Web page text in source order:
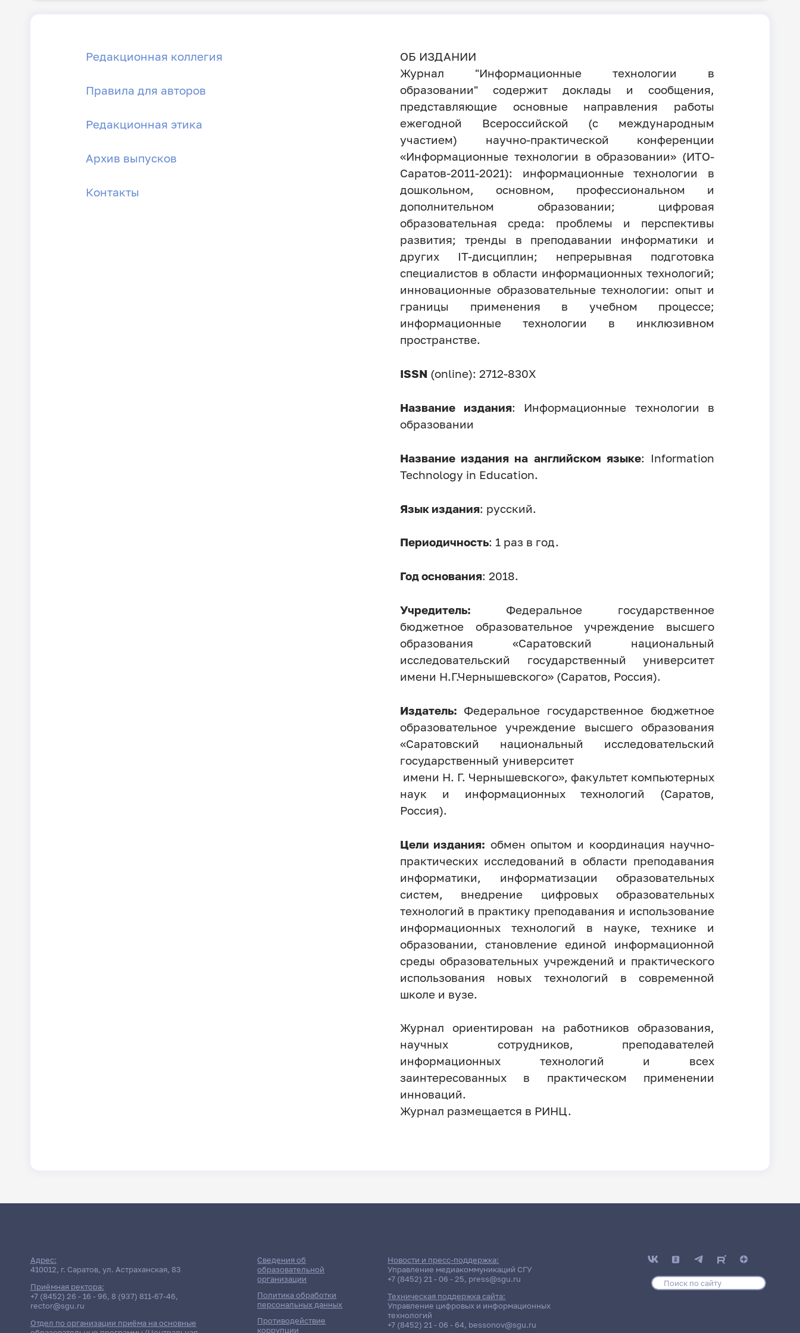
Редакционная коллегия
Правила для авторов
Редакционная этика
Архив выпусков
Контакты
ОБ ИЗДАНИИ
Журнал "Информационные технологии в
образовании" содержит доклады и сообщения,
представляющие основные направления работы
ежегодной Всероссийской (с международным
участием) научно-практической конференции
«Информационные технологии в образовании» (ИТО-
Саратов-2011-2021): информационные технологии в
дошкольном, основном, профессиональном и
дополнительном образовании; цифровая
образовательная среда: проблемы и перспективы
развития; тренды в преподавании информатики и
других IT-дисциплин; непрерывная подготовка
специалистов в области информационных технологий;
инновационные образовательные технологии: опыт и
границы применения в учебном процессе;
информационные технологии в инклюзивном
пространстве.
ISSN (online): 2712-830Х
Название издания: Информационные технологии в
образовании
Название издания на английском языке: Information
Technology in Education.
Язык издания: русский.
Периодичность: 1 раз в год.
Год основания: 2018.
Учредитель: Федеральное государственное
бюджетное образовательное учреждение высшего
образования «Саратовский национальный
исследовательский государственный университет
имени Н.Г.Чернышевского» (Саратов, Россия).
Издатель: Федеральное государственное бюджетное
образовательное учреждение высшего образования
«Саратовский национальный исследовательский
государственный университет
имени Н. Г. Чернышевского», факультет компьютерных
наук и информационных технологий (Саратов,
Россия).
Цели издания: обмен опытом и координация научно-
практических исследований в области преподавания
информатики, информатизации образовательных
систем, внедрение цифровых образовательных
технологий в практику преподавания и использование
информационных технологий в науке, технике и
образовании, становление единой информационной
среды образовательных учреждений и практического
использования новых технологий в современной
школе и вузе.
Журнал ориентирован на работников образования,
научных сотрудников, преподавателей
информационных технологий и всех
заинтересованных в практическом применении
инноваций.
Журнал размещается в РИНЦ.
Адрес:
410012, г. Саратов, ул. Астраханская, 83
Приёмная ректора:
+7 (8452) 26 - 16 - 96, 8 (937) 811-67-46,
rector@sgu.ru
Отдел по организации приёма на основные
Сведения об
образовательной
организации
Политика обработки
персональных данных
Противодействие
коррупции
Новости и пресс-поддержка:
Управление медиакоммуникаций СГУ
+7 (8452) 21 - 06 - 25, press@sgu.ru
Техническая поддержка сайта:
Управление цифровых и информационных
технологий
+7 (8452) 21 - 06 - 64, bessonov@sgu.ru